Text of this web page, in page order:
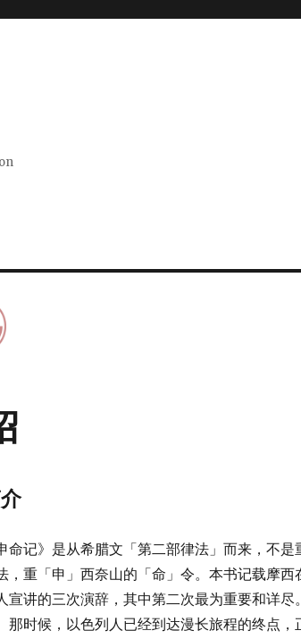
命记》是从希腊文「第二部律法」而来，不
，重「申」西奈山的「命」令。本书记载摩
宣讲的三次演辞，其中第二次最为重要和详
那时候，以色列人已经到达漫长旅程的终点